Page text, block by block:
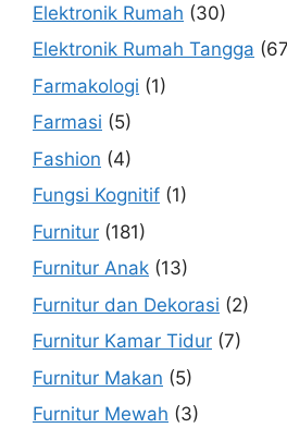
Elektronik Rumah (30)
Elektronik Rumah Tangga
Farmakologi (1)
Farmasi (5)
Fashion (4)
Fungsi Kognitif (1)
Furnitur (181)
Furnitur Anak (13)
Furnitur dan Dekorasi (2)
Furnitur Kamar Tidur (7)
Furnitur Makan (5)
Furnitur Mewah (3)